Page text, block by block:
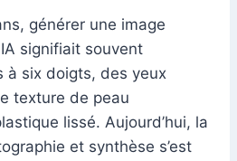
générer une image
signifiait souvent
à six doigts, des yeux
texture de peau
lissé. Aujourd’hui, la
et synthèse s’est